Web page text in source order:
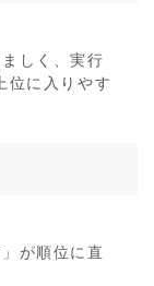
しく、実行
位に入りやす
が順位に直